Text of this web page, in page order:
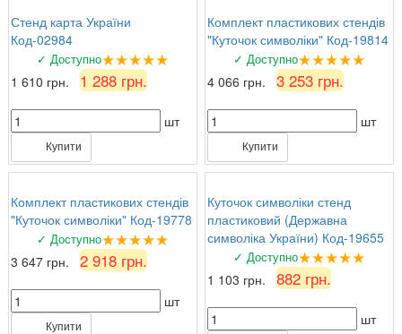
Стенд карта України
Код-02984
✓ Доступно★★★★★
1 610 грн. 1 288 грн.
шт
Купити
Комплект пластикових стендів
"Куточок символіки" Код-19814
✓ Доступно★★★★★
4 066 грн. 3 253 грн.
шт
Купити
Комплект пластикових стендів
"Куточок символіки" Код-19778
✓ Доступно★★★★★
3 647 грн. 2 918 грн.
шт
Купити
Куточок символіки стенд
пластиковий (Державна
символіка України) Код-19655
✓ Доступно★★★★★
1 103 грн. 882 грн.
шт